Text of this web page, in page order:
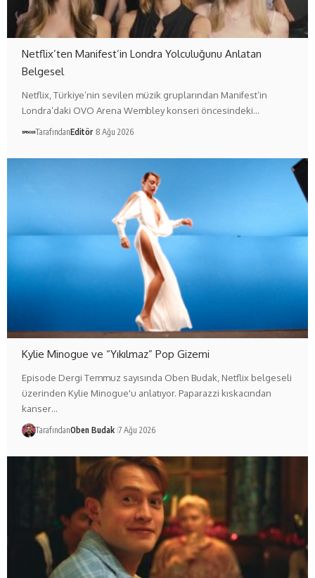
Netflix’ten Manifest’in Londra Yolculuğunu Anlatan
Belgesel
Netflix, Türkiye’nin sevilen müzik gruplarından Manifest’in
Londra’daki OVO Arena Wembley konseri öncesindeki…
TarafındanEditör 8 Ağu 2026
Kylie Minogue ve “Yıkılmaz” Pop Gizemi
Episode Dergi Temmuz sayısında Oben Budak, Netflix belgeseli
üzerinden Kylie Minogue'u anlatıyor. Paparazzi kıskacından
kanser…
TarafındanOben Budak 7 Ağu 2026